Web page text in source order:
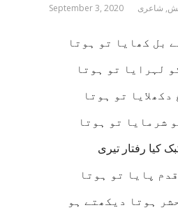
September 3, 2020 , شاعری
بل کھایا تو ہوتا
لہرایا تو ہوتا
دکھلایا تو ہوتا
شرمایا تو ہوتا
کیا رفتار تیری
پایا تو ہوتا
ہوتا دیکھتے ہو